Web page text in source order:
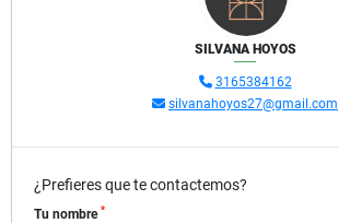
SILVANA HOYOS
3165384162
silvanahoyos27@gmail.com
¿Prefieres que te contactemos?
Tu nombre *